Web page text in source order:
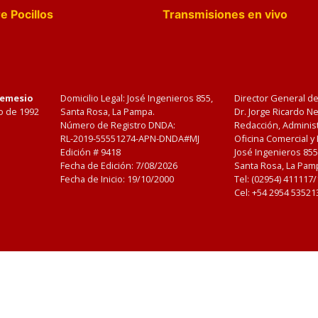
Pocillos Transmisiones en vivo
de 1992
Domicilio Legal: José Ingenieros 855,
Santa Rosa, La Pampa.
Número de Registro DNDA:
RL-2019-55551274-APN-DNDA#MJ
Edición # 9418
Fecha de Edición: 7/08/2026
Fecha de Inicio: 19/10/2000
Director General
Dr. Jorge Ricardo
Redacción,
Oficina Comercial
José Ingenieros
Santa Rosa, La
Tel: (02954)
Cel: +54 2954